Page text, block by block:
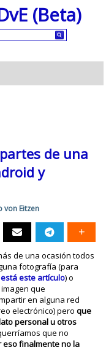
(Beta)
de una
y
von Eitzen
de una ocasión todos
fotografía (para
este artículo) o
que
en alguna red
electrónico) pero que
personal u otros
que no
eso finalmente no la